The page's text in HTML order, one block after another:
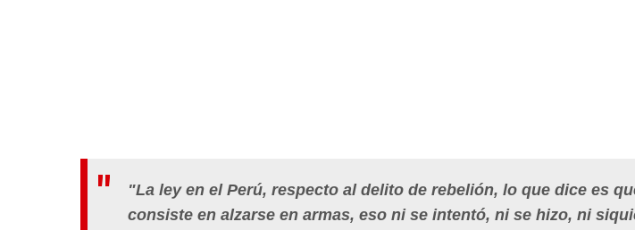
"La ley en el Perú, respecto al delito de rebelión, lo que dice es
consiste en alzarse en armas, eso ni se intentó, ni se hizo, ni